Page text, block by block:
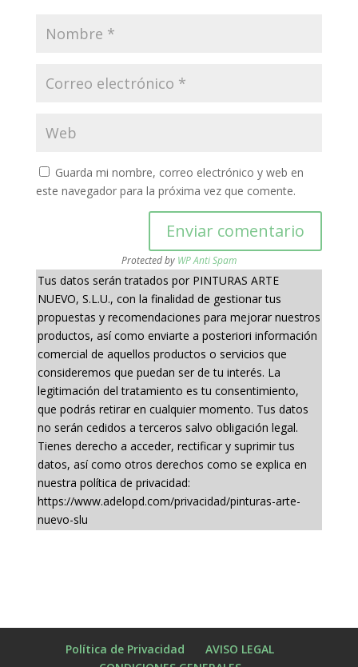
Guarda mi nombre, correo electrónico y web en
este navegador para la próxima vez que comente.
Protected by WP Anti Spam
Tus datos serán tratados por PINTURAS ARTE
NUEVO, S.L.U., con la finalidad de gestionar tus
propuestas y recomendaciones para mejorar nuestros
productos, así como enviarte a posteriori información
comercial de aquellos productos o servicios que
consideremos que puedan ser de tu interés. La
legitimación del tratamiento es tu consentimiento,
que podrás retirar en cualquier momento. Tus datos
no serán cedidos a terceros salvo obligación legal.
Tienes derecho a acceder, rectificar y suprimir tus
datos, así como otros derechos como se explica en
nuestra política de privacidad:
https://www.adelopd.com/privacidad/pinturas-arte-
nuevo-slu
Política de Privacidad
AVISO LEGAL